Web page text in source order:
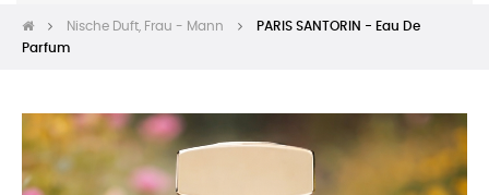
Nische Duft, Frau - Mann
PARIS SANTORIN - Eau De
Parfum